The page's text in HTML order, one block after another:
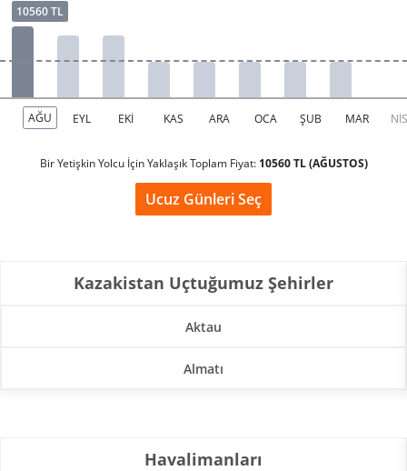
Bir Yetişkin Yolcu İçin Yaklaşık Toplam Fiyat: 10560 TL (AĞUSTOS)
Ucuz Günleri Seç
Kazakistan Uçtuğumuz Şehirler
Aktau
Almatı
Havalimanları